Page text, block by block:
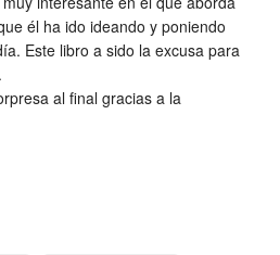
él ha ido ideando y poniendo
Este libro a sido la excusa para
al final gracias a la